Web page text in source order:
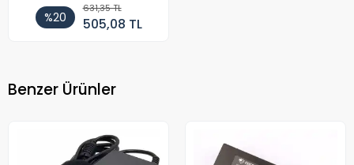
%20
631,35 TL
505,08 TL
Benzer Ürünler